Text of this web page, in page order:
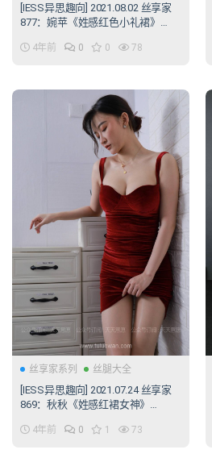
[IESS异思趣向] 2021.08.02 丝享家
877：婉苹《姓感红色小礼裙》
4年前 0 0 78
丝享家系列 丝腿大全
[IESS异思趣向] 2021.07.24 丝享家
869：秋秋《姓感红裙女神》
4年前 0 1 73